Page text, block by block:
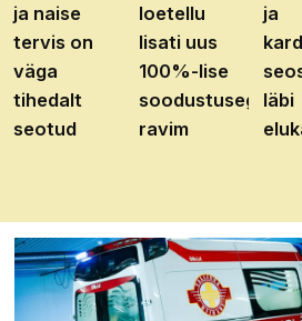
ja naise
tervis on
väga
tihedalt
seotud
loetellu
lisati uus
100%-lise
soodustusega
ravim
ja
läbi